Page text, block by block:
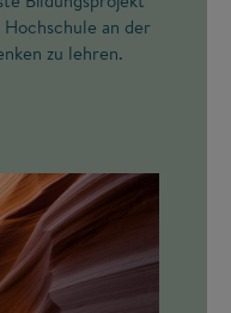
an der
zu lehren.